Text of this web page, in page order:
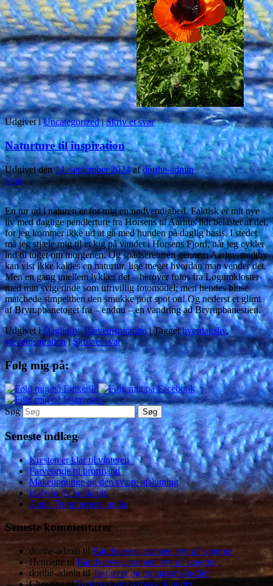
Udgivet i Uncategorized |Skriv et svar
Naturture til inspiration
Udgivet den14. september 2024 afdorthe-admin
Svar
En tur ud i naturen er for mig en nødvendighed. Faktisk er mit nye
liv med daglige pendlerture fra Horsens til Aarhus lidt belastet af det,
for jeg kommer ikke ud at gå med hunden på daglig basis. I stedet
må jeg stjæle mig til et kig på vandet i Horsens Fjord, når jeg cykler
ind til toget om morgenen. Og spadsereturen gennem Aarhus midtby
kan vist ikke kaldes en naturtur, lige meget hvordan man vender det.
Men en gang imellem lykkes det – herover fotos fra Løgumkloster
med min svigerinde som ufrivillig fotomodel; men hendes bluse
matchede simpelthen den smukke port spot on! Og nederst et glimt
af Bryrupbanetoget fra – endnu – en vandring ad Bryrupbanestien.
Udgivet i Dagligliv,Væveinspiration |Tagget hverdagsliv,
væveinspiration |Skriv et svar
Følg mig på:
Søg
Seneste indlæg
Kresten er klar til vinteren
Farveorgie til brormand
Makeuppunge og den svære afslutning
Halvdrejl i bunkevis
Anna Thommesens unika
Seneste kommentarer
dorthe-admin til Båndvæven, nu med styr på sagerne
Henriette til Båndvæven, nu med styr på sagerne
dorthe-admintil To farver og en masse kludder